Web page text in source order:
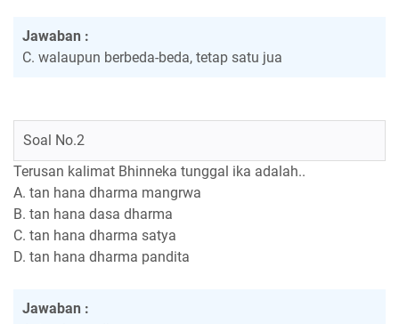
Jawaban :
C. walaupun berbeda-beda, tetap satu jua
Soal No.2
Terusan kalimat Bhinneka tunggal ika adalah..
A. tan hana dharma mangrwa
B. tan hana dasa dharma
C. tan hana dharma satya
D. tan hana dharma pandita
Jawaban :